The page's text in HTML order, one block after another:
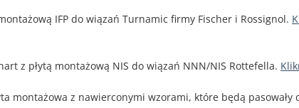
IFP do wiązań Turnamic firmy Fischer i Rossignol.
z płytą montażową NIS do wiązań NNN/NIS Rottefella.
montażowa z nawierconymi wzorami, które będą pasowały